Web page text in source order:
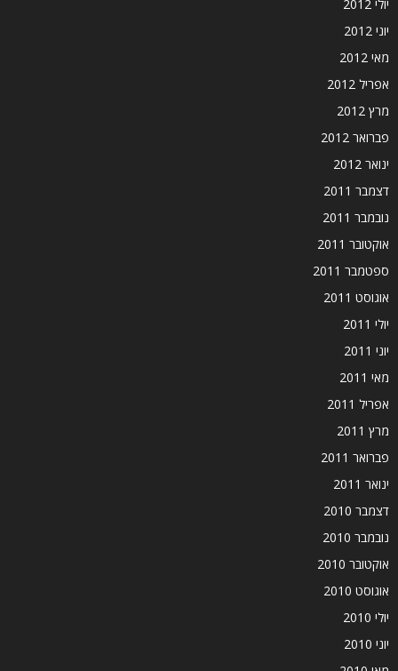
יולי 2012
יוני 2012
מאי 2012
אפריל 2012
מרץ 2012
פברואר 2012
ינואר 2012
דצמבר 2011
נובמבר 2011
אוקטובר 2011
ספטמבר 2011
אוגוסט 2011
יולי 2011
יוני 2011
מאי 2011
אפריל 2011
מרץ 2011
פברואר 2011
ינואר 2011
דצמבר 2010
נובמבר 2010
אוקטובר 2010
אוגוסט 2010
יולי 2010
יוני 2010